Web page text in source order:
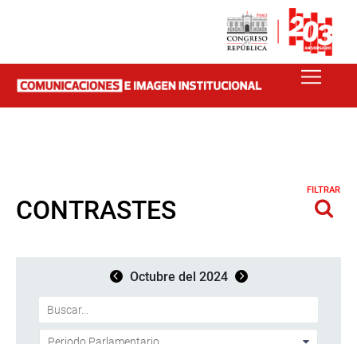
CONTRASTES
FILTRAR
Octubre del 2024